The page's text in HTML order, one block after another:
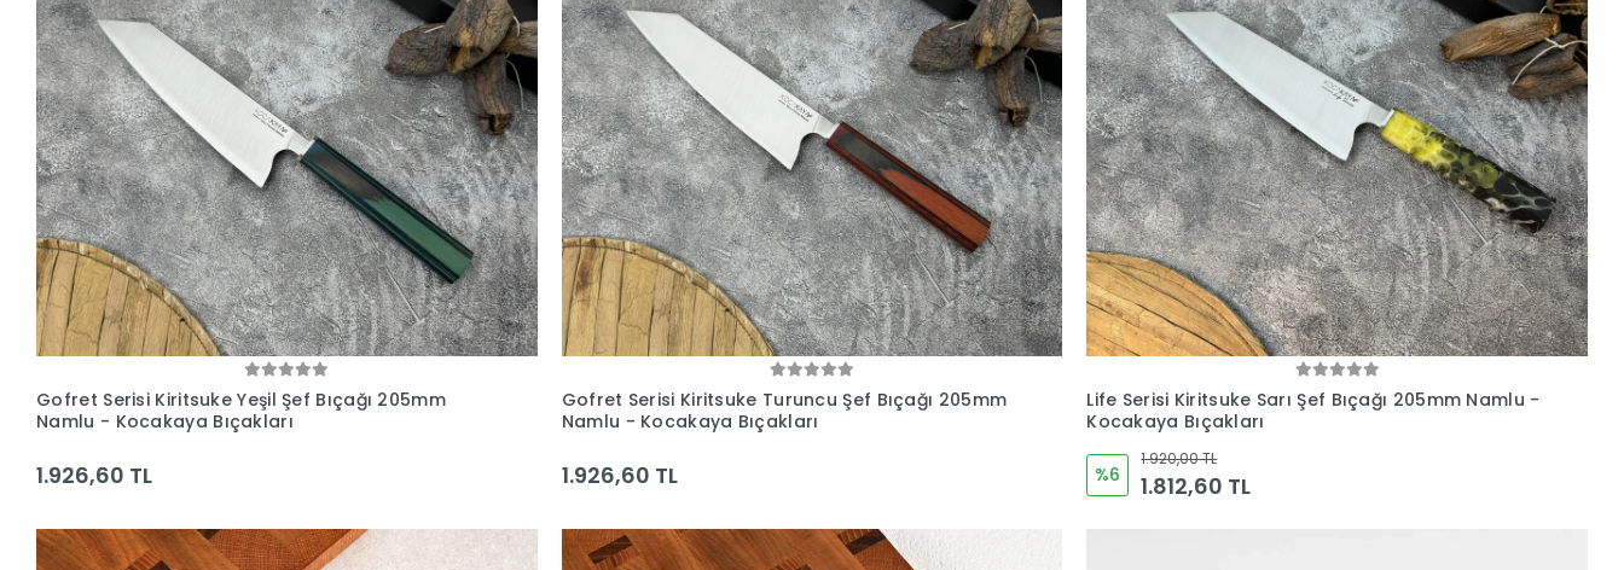
Gofret Serisi Kiritsuke Yeşil Şef Bıçağı 205mm
Namlu - Kocakaya Bıçakları
1.926,60 TL
Gofret Serisi Kiritsuke Turuncu Şef Bıçağı 205mm
Namlu - Kocakaya Bıçakları
1.926,60 TL
Life Serisi Kiritsuke Sarı Şef Bıçağı 205mm Namlu -
Kocakaya Bıçakları
%6
1.920,00 TL
1.812,60 TL